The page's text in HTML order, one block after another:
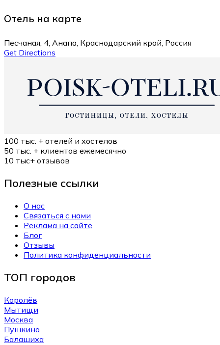
Отель на карте
Песчаная, 4, Анапа, Краснодарский край, Россия
Get Directions
100 тыс. + отелей и хостелов
50 тыс. + клиентов ежемесячно
10 тыс+ отзывов
Полезные ссылки
О нас
Связаться с нами
Реклама на сайте
Блог
Отзывы
Политика конфиденциальности
ТОП городов
Королёв
Мытищи
Москва
Пушкино
Балашиха